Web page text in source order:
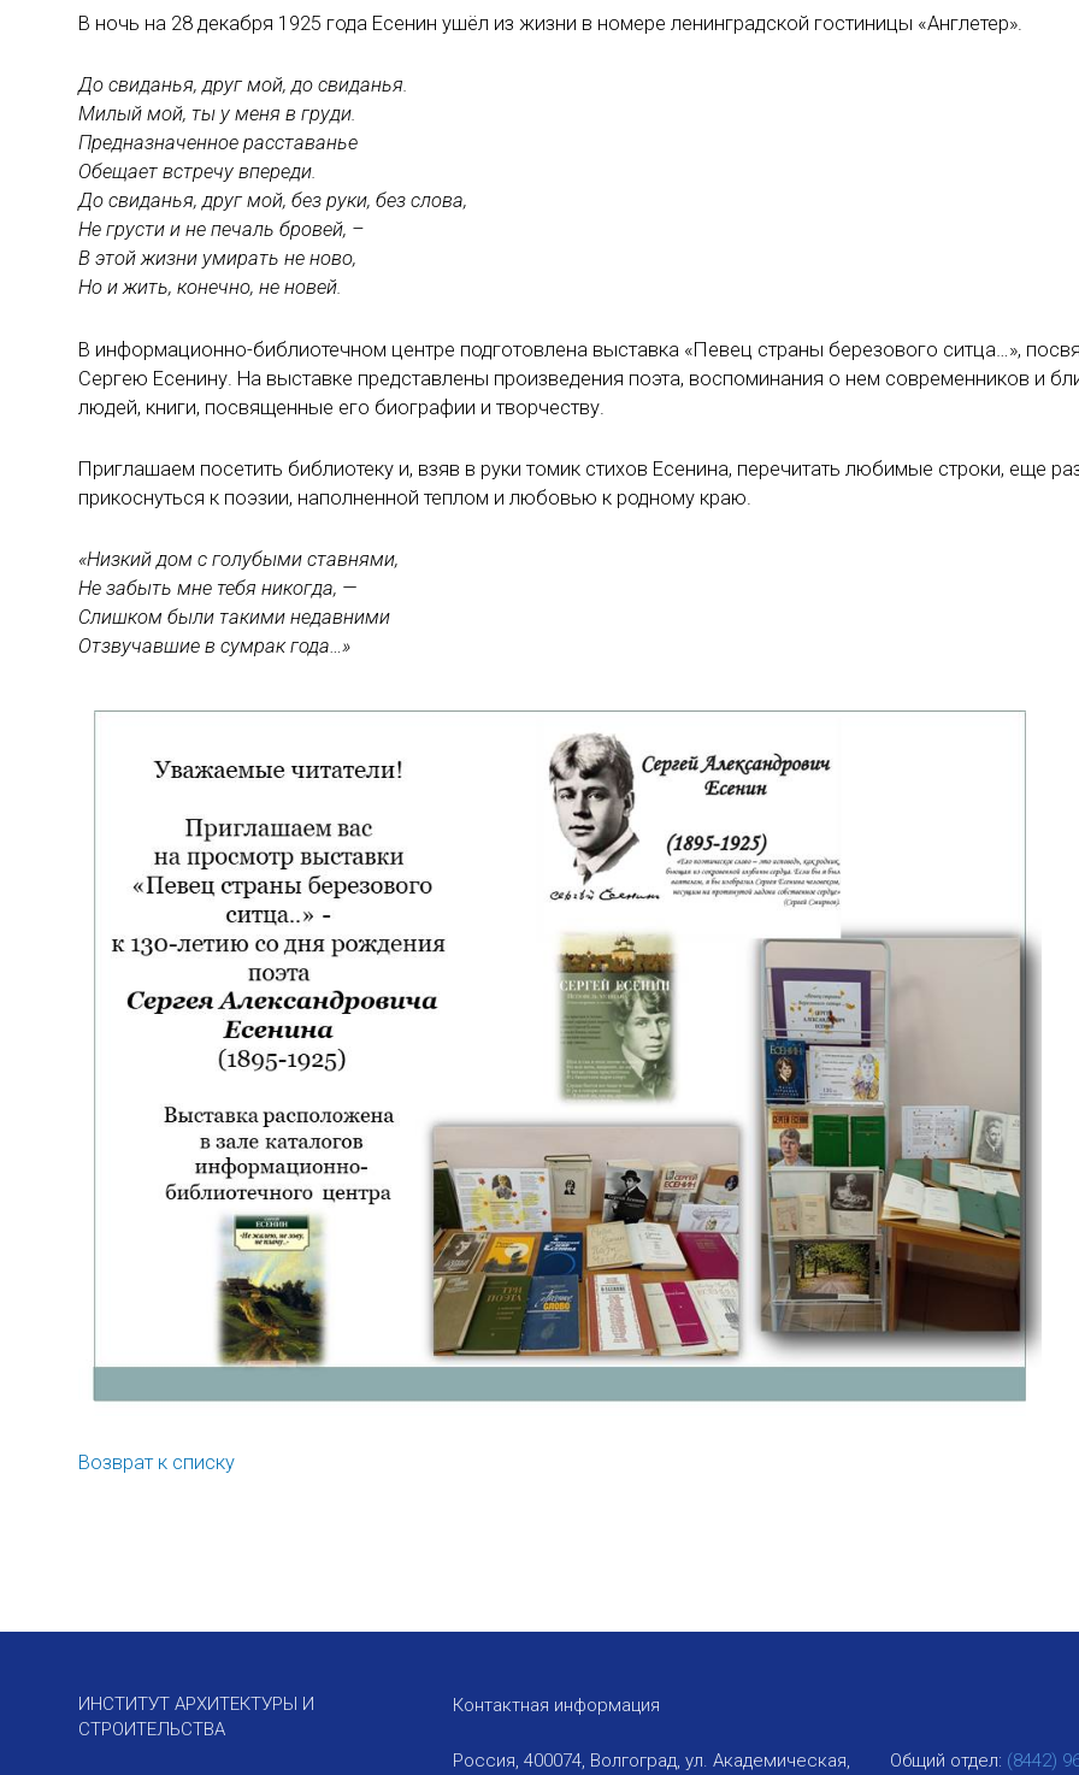
В ночь на 28 декабря 1925 года Есенин ушёл из жизни в номере ленинградской гостиницы «Англетер».
До свиданья, друг мой, до свиданья.
Милый мой, ты у меня в груди.
Предназначенное расставанье
Обещает встречу впереди.
До свиданья, друг мой, без руки, без слова,
Не грусти и не печаль бровей, –
В этой жизни умирать не ново,
Но и жить, конечно, не новей.
В информационно-библиотечном центре подготовлена выставка «Певец страны березового ситца…»,
Сергею Есенину. На выставке представлены произведения поэта, воспоминания о нем современников и
людей, книги, посвященные его биографии и творчеству.
Приглашаем посетить библиотеку и, взяв в руки томик стихов Есенина, перечитать любимые строки, еще
прикоснуться к поэзии, наполненной теплом и любовью к родному краю.
«Низкий дом с голубыми ставнями,
Не забыть мне тебя никогда, —
Слишком были такими недавними
Отзвучавшие в сумрак года…»
Возврат к списку
ИНСТИТУТ АРХИТЕКТУРЫ И
СТРОИТЕЛЬСТВА
Контактная информация
Россия, 400074, Волгоград, ул. Академическая,
Общий отдел: (8442)